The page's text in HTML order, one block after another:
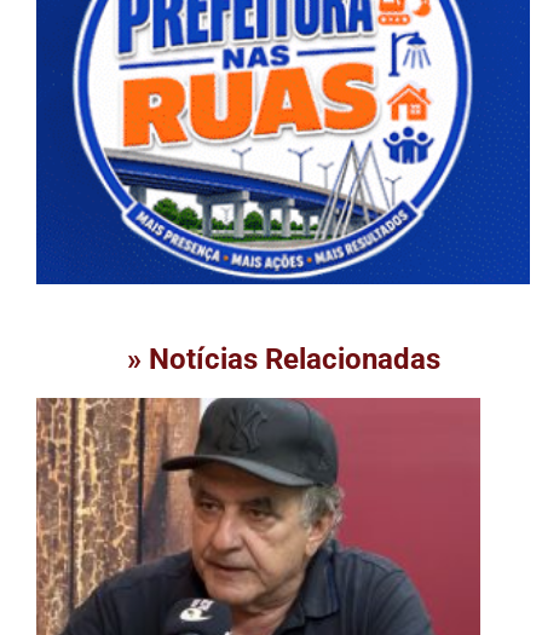
» Notícias Relacionadas